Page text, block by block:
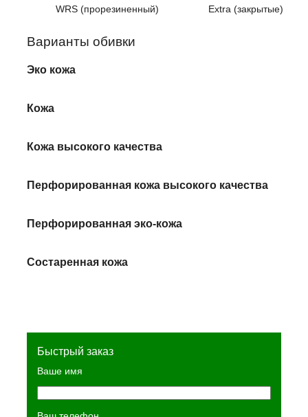
WRS (прорезиненный) Extra (закрытые)
Варианты обивки
Эко кожа
Кожа
Кожа высокого качества
Перфорированная кожа высокого качества
Перфорированная эко-кожа
Состаренная кожа
Быстрый заказ
Ваше имя